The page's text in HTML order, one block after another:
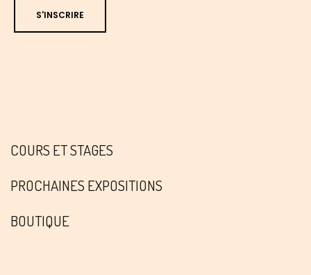
COURS ET STAGES
PROCHAINES EXPOSITIONS
BOUTIQUE